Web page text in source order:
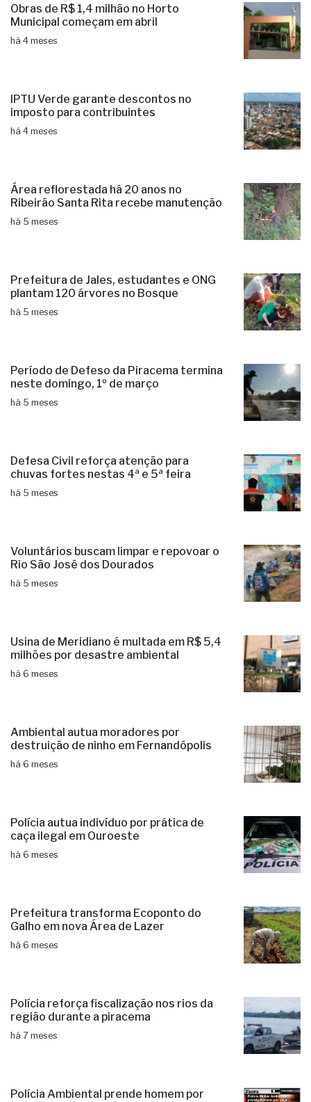
Obras de R$ 1,4 milhão no Horto
Municipal começam em abril
há 4 meses
IPTU Verde garante descontos no
imposto para contribuintes
há 4 meses
Área reflorestada há 20 anos no
Ribeirão Santa Rita recebe manutenção
há 5 meses
Prefeitura de Jales, estudantes e ONG
plantam 120 árvores no Bosque
há 5 meses
Período de Defeso da Piracema termina
neste domingo, 1º de março
há 5 meses
Defesa Civil reforça atenção para
chuvas fortes nestas 4ª e 5ª feira
há 5 meses
Voluntários buscam limpar e repovoar o
Rio São José dos Dourados
há 5 meses
Usina de Meridiano é multada em R$ 5,4
milhões por desastre ambiental
há 6 meses
Ambiental autua moradores por
destruição de ninho em Fernandópolis
há 6 meses
Polícia autua indivíduo por prática de
caça ilegal em Ouroeste
há 6 meses
Prefeitura transforma Ecoponto do
Galho em nova Área de Lazer
há 6 meses
Polícia reforça fiscalização nos rios da
região durante a piracema
há 7 meses
Polícia Ambiental prende homem por